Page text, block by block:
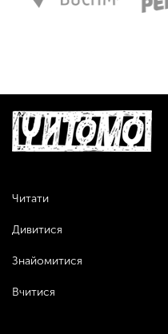
Читати
Дивитися
Знайомитися
Вчитися